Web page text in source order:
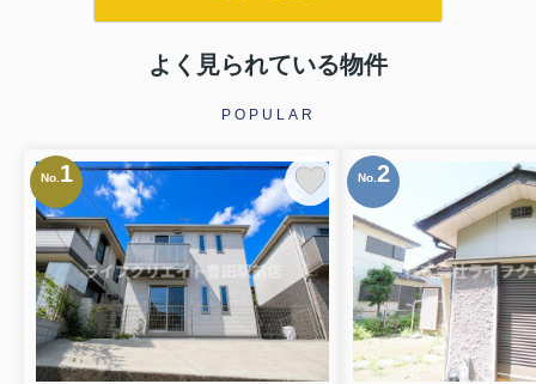
よく見られている物件
POPULAR
No. 1 No. 2